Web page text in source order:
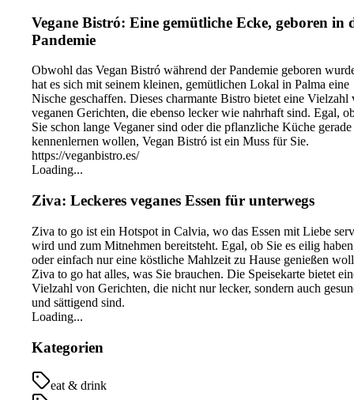
Vegane Bistró: Eine gemütliche Ecke, geboren in
Pandemie
Obwohl das Vegan Bistró während der Pandemie geboren
hat es sich mit seinem kleinen, gemütlichen Lokal in Palma eine
Nische geschaffen. Dieses charmante Bistro bietet eine Vielzahl
veganen Gerichten, die ebenso lecker wie nahrhaft sind. Egal,
Sie schon lange Veganer sind oder die pflanzliche Küche gerade
kennenlernen wollen, Vegan Bistró ist ein Muss für Sie.
https://veganbistro.es/
Loading...
Ziva: Leckeres veganes Essen für unterwegs
Ziva to go ist ein Hotspot in Calvia, wo das Essen mit Liebe
wird und zum Mitnehmen bereitsteht. Egal, ob Sie es eilig haben
oder einfach nur eine köstliche Mahlzeit zu Hause genießen
Ziva to go hat alles, was Sie brauchen. Die Speisekarte bietet
Vielzahl von Gerichten, die nicht nur lecker, sondern auch
und sättigend sind.
Loading...
Kategorien
eat & drink